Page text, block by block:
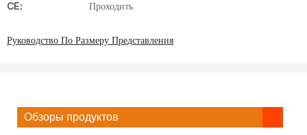
CE: Проходить
Руководство По Размеру Представления
Обзоры продуктов